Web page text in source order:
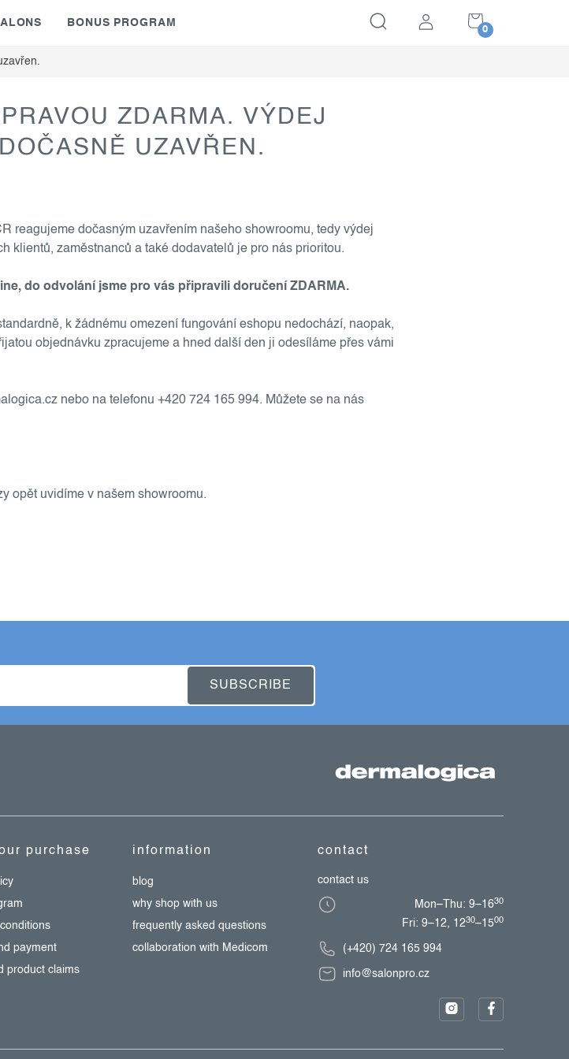
SHOPPING
CART
BONUS PROGRAM
ZDARMA. VÝDEJ
UZAVŘEN.
reagujeme dočasným uzavřením našeho showroomu, tedy výdej
klientů, zaměstnanců a také dodavatelů je pro nás prioritou.
do odvolání jsme pro vás připravili doručení ZDARMA.
k žádnému omezení fungování eshopu nedochází, naopak,
objednávku zpracujeme a hned další den ji odesíláme přes vámi
nebo na telefonu +420 724 165 994. Můžete se na nás
opět uvidíme v našem showroomu.
SUBSCRIBE
purchase
payment
product claims
information
blog
why shop with us
frequently asked questions
collaboration with Medicom
contact
contact us
Mon–Thu: 9–1630
Fri: 9–12, 1230–1500
(+420) 724 165 994
info@salonpro.cz